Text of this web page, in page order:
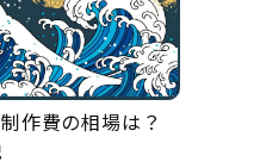
作費の相場は？